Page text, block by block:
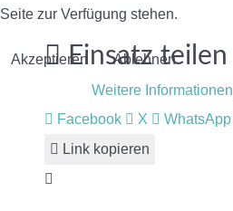
Einsatz teilen
Facebook X WhatsApp
Link kopieren
Seite zur Verfügung stehen.
Akzeptieren
Ablehnen
Weitere Informationen